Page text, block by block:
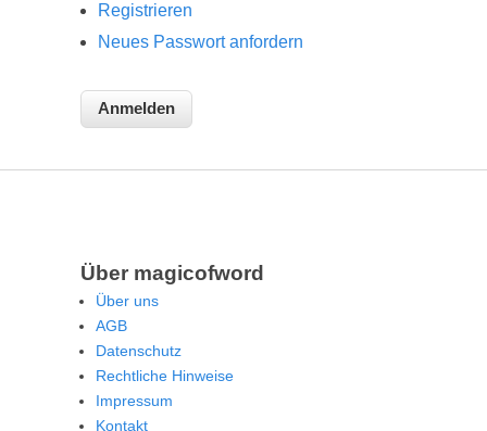
Registrieren
Neues Passwort anfordern
Über magicofword
Über uns
AGB
Datenschutz
Rechtliche Hinweise
Impressum
Kontakt